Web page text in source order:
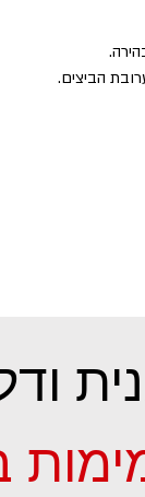
הביצים.